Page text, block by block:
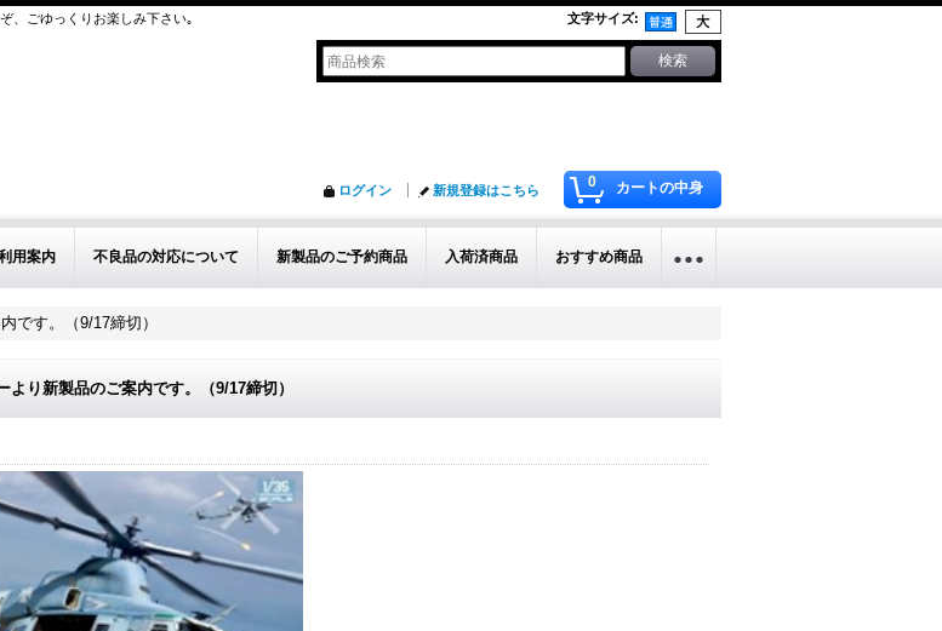
、ごゆっくりお楽しみ下さい｡ 文字サイズ:
0 カートの中身
ログイン 新規登録はこちら
用案内 不良品の対応について 新製品のご予約商品 入荷済商品 おすすめ商品
です。（9/17締切）
より新製品のご案内です。（9/17締切）